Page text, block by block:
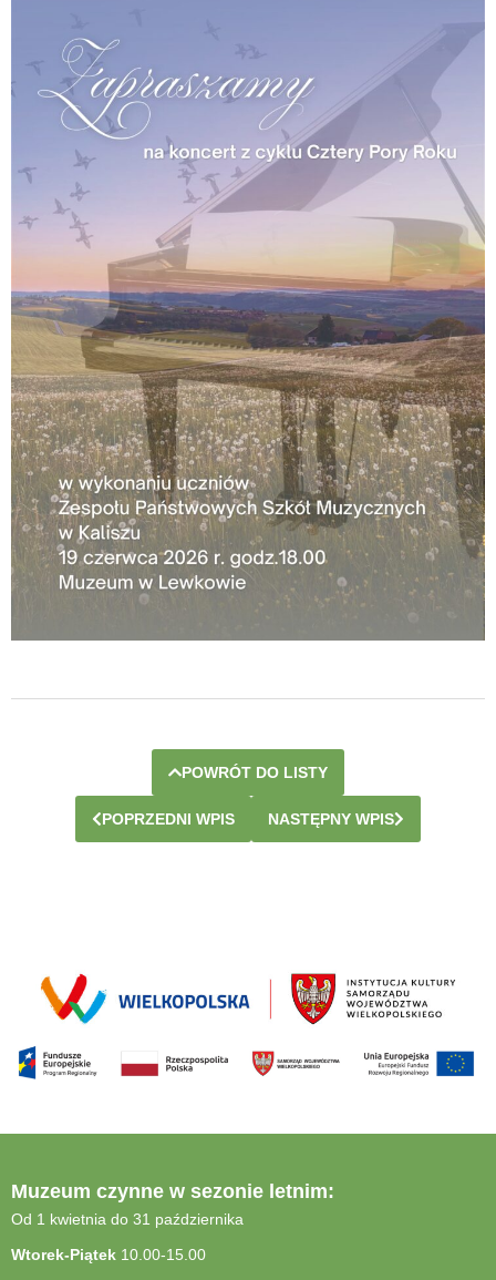
POWRÓT DO LISTY
POPRZEDNI WPIS NASTĘPNY WPIS
Muzeum czynne w sezonie letnim:
Od 1 kwietnia do 31 października
Wtorek-Piątek 10.00-15.00